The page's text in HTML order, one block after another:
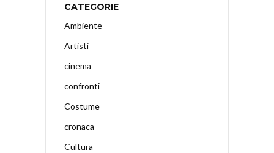
CATEGORIE
Ambiente
Artisti
cinema
confronti
Costume
cronaca
Cultura